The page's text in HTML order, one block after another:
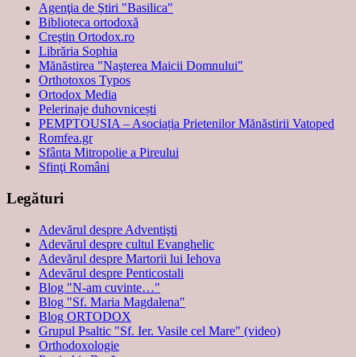
Agenţia de Ştiri "Basilica"
Biblioteca ortodoxă
Creştin Ortodox.ro
Librăria Sophia
Mănăstirea "Naşterea Maicii Domnului"
Orthotoxos Typos
Ortodox Media
Pelerinaje duhovnicești
PEMPTOUSIA – Asociația Prietenilor Mănăstirii Vatoped
Romfea.gr
Sfânta Mitropolie a Pireului
Sfinţi Români
Legături
Adevărul despre Adventişti
Adevărul despre cultul Evanghelic
Adevărul despre Martorii lui Iehova
Adevărul despre Penticostali
Blog "N-am cuvinte…"
Blog "Sf. Maria Magdalena"
Blog ORTODOX
Grupul Psaltic "Sf. Ier. Vasile cel Mare" (video)
Orthodoxologie